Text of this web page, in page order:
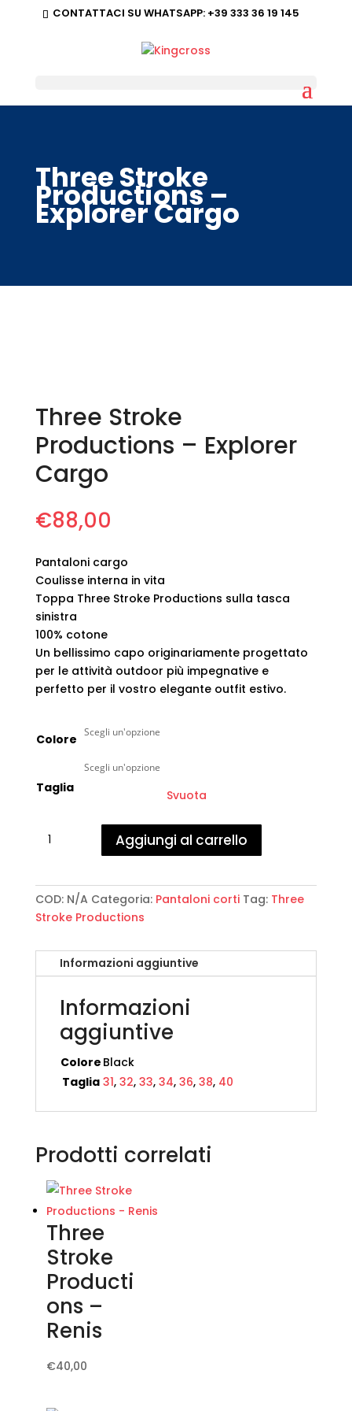
CONTATTACI SU WHATSAPP:+39 333 36 19 145
Three Stroke
Productions –
Explorer Cargo
Three Stroke
Productions – Explorer
Cargo
€88,00
Pantaloni cargo
Coulisse interna in vita
Toppa Three Stroke Productions sulla tasca
sinistra
100% cotone
Un bellissimo capo originariamente progettato
per le attività outdoor più impegnative e
perfetto per il vostro elegante outfit estivo.
Colore
Taglia
Svuota
Stroke
Explorer
Cargo
Aggiungi al carrello
COD: N/A Categoria: Pantaloni corti Tag: Three
Stroke Productions
Informazioni aggiuntive
Informazioni
aggiuntive
Colore Black
Taglia 31, 32, 33, 34, 36, 38, 40
Prodotti correlati
Three
Stroke
Producti
ons –
Renis
€40,00